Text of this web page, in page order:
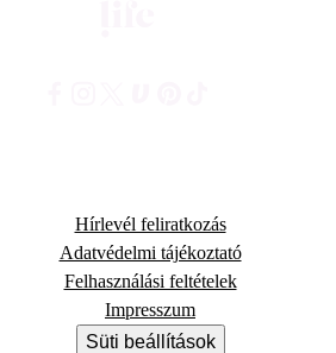
Hírlevél feliratkozás
Adatvédelmi tájékoztató
Felhasználási feltételek
Impresszum
Süti beállítások